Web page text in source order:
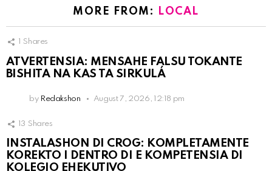
MORE FROM: LOCAL
1 Shares
ATVERTENSIA: MENSAHE FALSU TOKANTE
BISHITA NA KAS TA SIRKULÁ
by Redakshon August 7, 2026, 12:18 pm
13 Shares
INSTALASHON DI CROG: KOMPLETAMENTE
KOREKTO I DENTRO DI E KOMPETENSIA DI
KOLEGIO EHEKUTIVO